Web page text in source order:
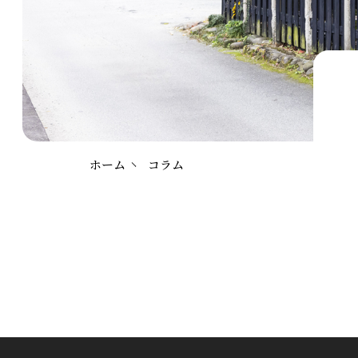
ホーム コラム